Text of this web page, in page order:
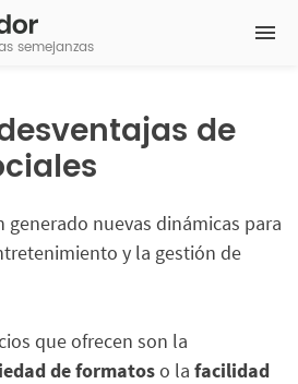
semejanzas
de
generado nuevas dinámicas para
y la gestión de
que ofrecen son la
de formatoso la facilidad